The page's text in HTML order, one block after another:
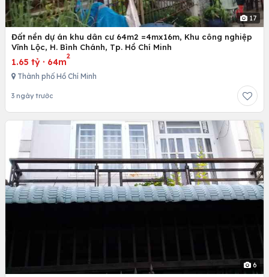
17
Đất nền dự án khu dân cư 64m2 =4mx16m, Khu công nghiệp
Vĩnh Lộc, H. Bình Chánh, Tp. Hồ Chí Minh
1.65 tỷ · 64m
2
Thành phố Hồ Chí Minh
3 ngày trước
6